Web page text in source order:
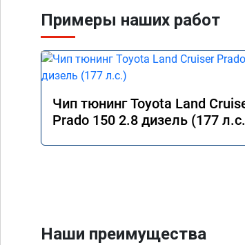
Примеры наших работ
Чип тюнинг Toyota Land
Prado 150 2.8 дизель (177
Наши преимущества